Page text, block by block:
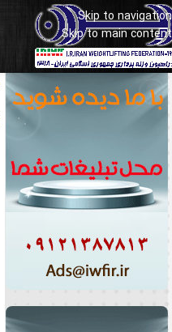
Skip to navigation
Skip to main content